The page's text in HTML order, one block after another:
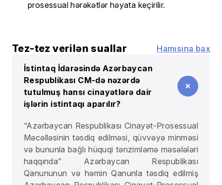
prosessual hərəkətlər həyata keçirilir.
Tez-tez verilən suallar
Hamısına bax
İstintaq İdarəsində Azərbaycan
Respublikası CM-də nəzərdə
tutulmuş hansı cinayətlərə dair
işlərin istintaqı aparılır?
“Azərbaycan Respublikası Cinayət-Prosessual
Məcəlləsinin təsdiq edilməsi, qüvvəyə minməsi
və bununla bağlı hüquqi tənzimləmə məsələləri
haqqında” Azərbaycan Respublikası
Qanununun və həmin Qanunla təsdiq edilmiş